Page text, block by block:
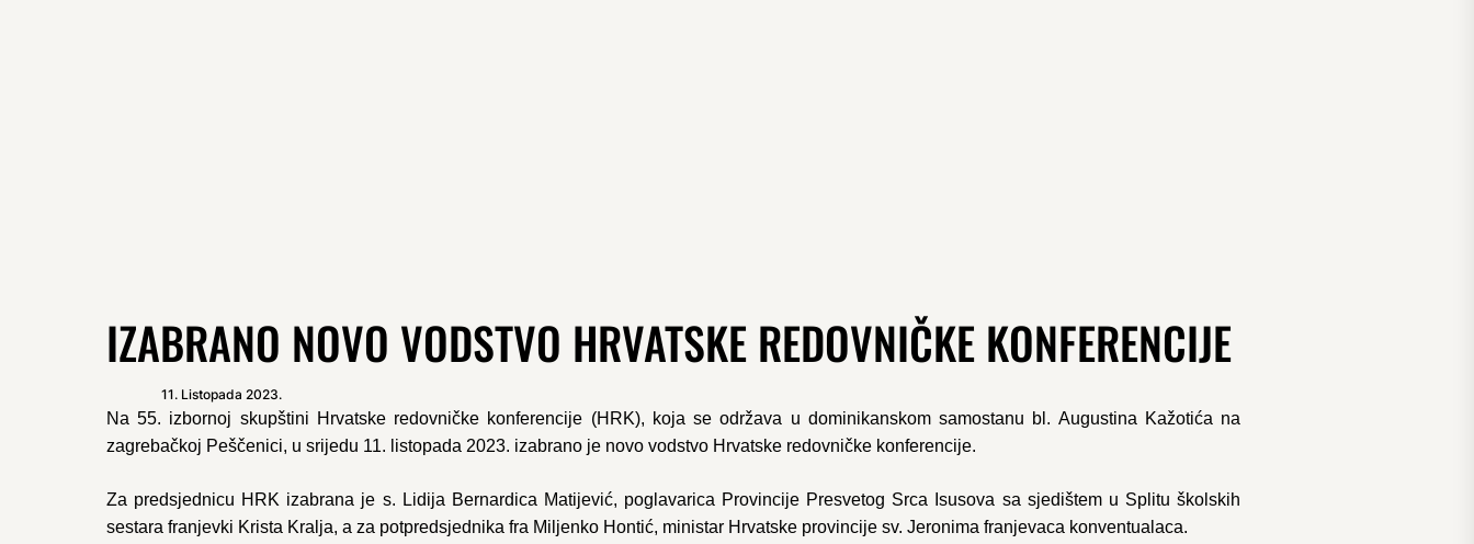
IZABRANO NOVO VODSTVO HRVATSKE REDOVNIČKE KONFERENCIJE
11. Listopada 2023.
Na 55. izbornoj skupštini Hrvatske redovničke konferencije (HRK), koja se održava u dominikanskom samostanu bl. Augustina Kažotića na
zagrebačkoj Peščenici, u srijedu 11. listopada 2023. izabrano je novo vodstvo Hrvatske redovničke konferencije.
Za predsjednicu HRK izabrana je s. Lidija Bernardica Matijević, poglavarica Provincije Presvetog Srca Isusova sa sjedištem u Splitu školskih
sestara franjevki Krista Kralja, a za potpredsjednika fra Miljenko Hontić, ministar Hrvatske provincije sv. Jeronima franjevaca konventualaca.